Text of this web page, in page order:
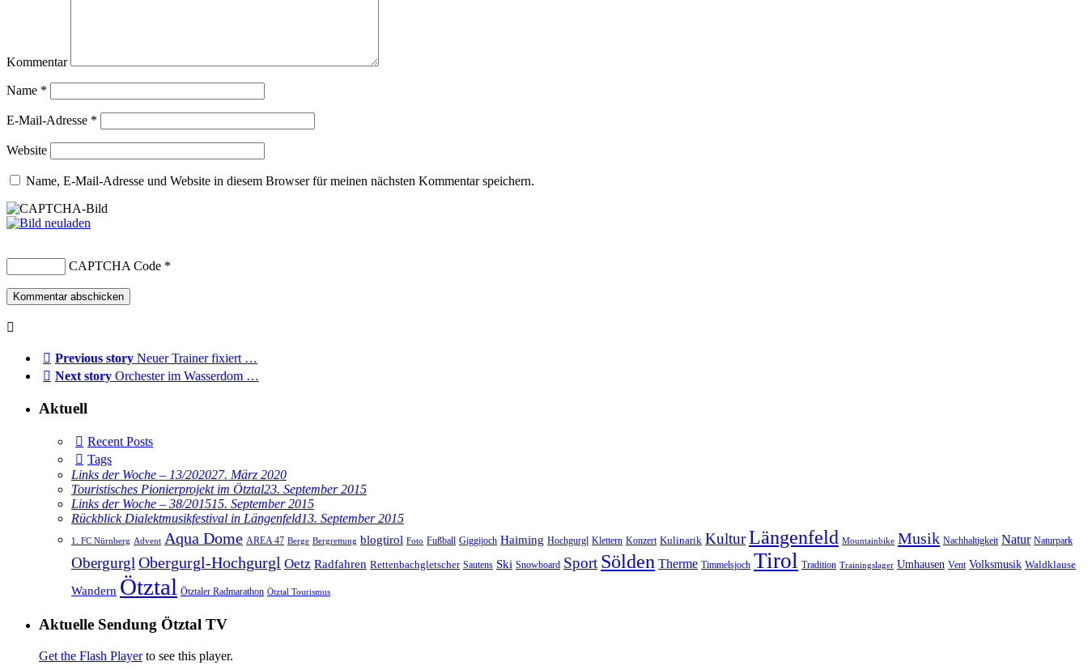
Kommentar
Name *
E-Mail-Adresse *
Website
Name, E-Mail-Adresse und Website in diesem Browser für meinen nächsten Kommentar speichern.
CAPTCHA Code *
Previous story Neuer Trainer fixiert …
Next story Orchester im Wasserdom …
Aktuell
Recent Posts
Tags
Links der Woche – 13/202027. März 2020
Touristisches Pionierprojekt im Ötztal23. September 2015
Links der Woche – 38/201515. September 2015
Rückblick Dialektmusikfestival in Längenfeld13. September 2015
1. FC Nürnberg Advent Aqua Dome AREA 47 Berge Bergrettung blogtirol Foto Fußball Giggijoch Haiming Hochgurgl Klettern Konzert Kulinarik KulturLängenfeld Mountainbike Musik Nachhaltigkeit Natur Naturpark
ObergurglObergurgl-Hochgurgl Oetz Radfahren Rettenbachgletscher Sautens Ski Snowboard Sport Sölden Therme Timmelsjoch Tirol Tradition Trainingslager Umhausen Vent Volksmusik Waldklause
Wandern Ötztal Ötztaler Radmarathon Ötztal Tourismus
Aktuelle Sendung Ötztal TV
Get the Flash Playerto see this player.